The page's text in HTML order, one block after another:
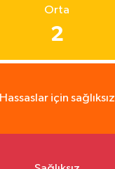
Orta
2
Hassaslar için sağlıksız